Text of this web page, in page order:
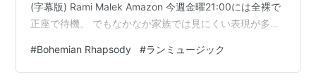
(字幕版) Rami Malek Amazon 今週金曜21:00には全裸で
正座で待機。 でもなかなか家族では見にくい表現が多か
来は映画館で大音響で楽しむべきでしょうが、 未見の方
もすでに見られた方もみんなでぜひ見ましょう。
#Bohemian Rhapsody #ランミュージック